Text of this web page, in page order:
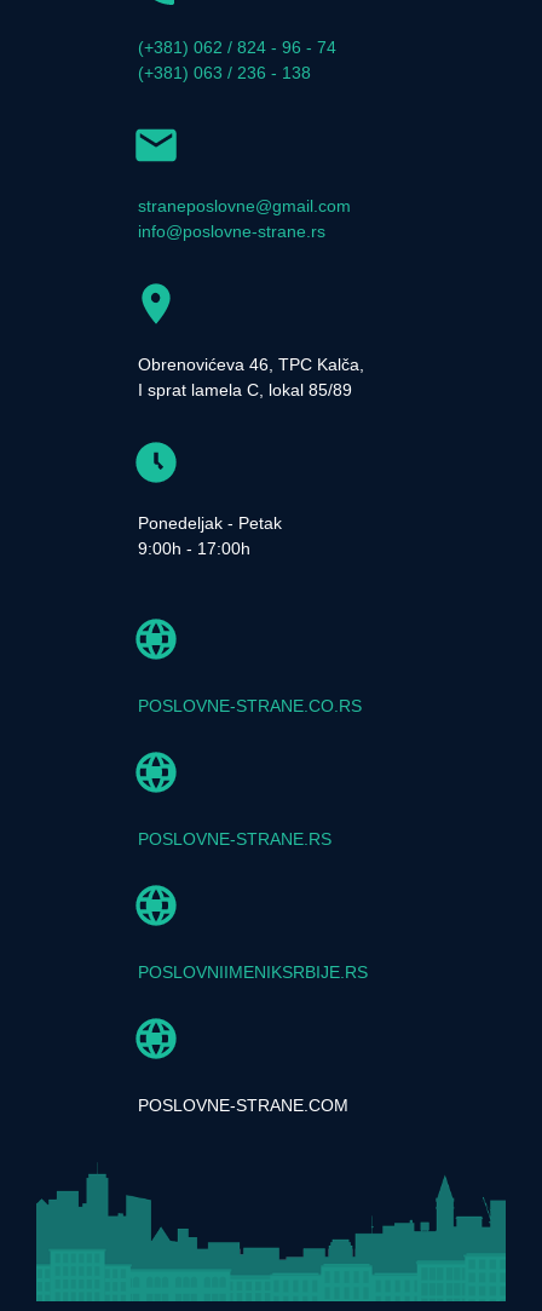
(+381) 062 / 824 - 96 - 74
(+381) 063 / 236 - 138
straneposlovne@gmail.com
info@poslovne-strane.rs
Obrenovićeva 46, TPC Kalča,
I sprat lamela C, lokal 85/89
Ponedeljak - Petak
9:00h - 17:00h
POSLOVNE-STRANE.CO.RS
POSLOVNE-STRANE.RS
POSLOVNIIMENIKSRBIJE.RS
POSLOVNE-STRANE.COM